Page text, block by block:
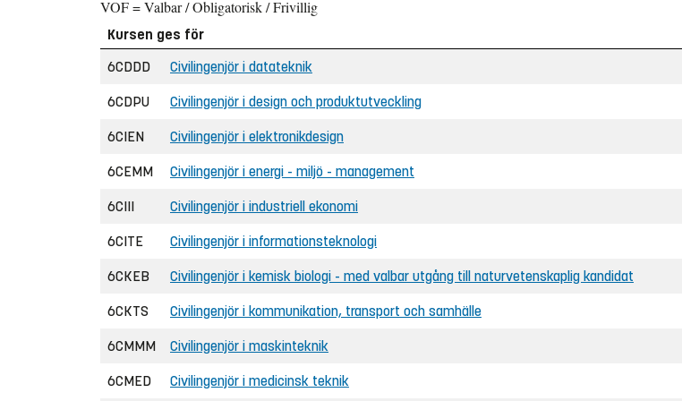
VOF = Valbar / Obligatorisk / Frivillig
Kursen ges för
6CDDD
Civilingenjör i datateknik
6CDPU Civilingenjör i design och produktutveckling
6CIEN Civilingenjör i elektronikdesign
6CEMM Civilingenjör i energi - miljö - management
6CIII Civilingenjör i industriell ekonomi
6CITE Civilingenjör i informationsteknologi
6CKEB Civilingenjör i kemisk biologi - med valbar utgång till naturvetenskaplig kandidat
6CKTS Civilingenjör i kommunikation, transport och samhälle
6CMMM Civilingenjör i maskinteknik
6CMED Civilingenjör i medicinsk teknik